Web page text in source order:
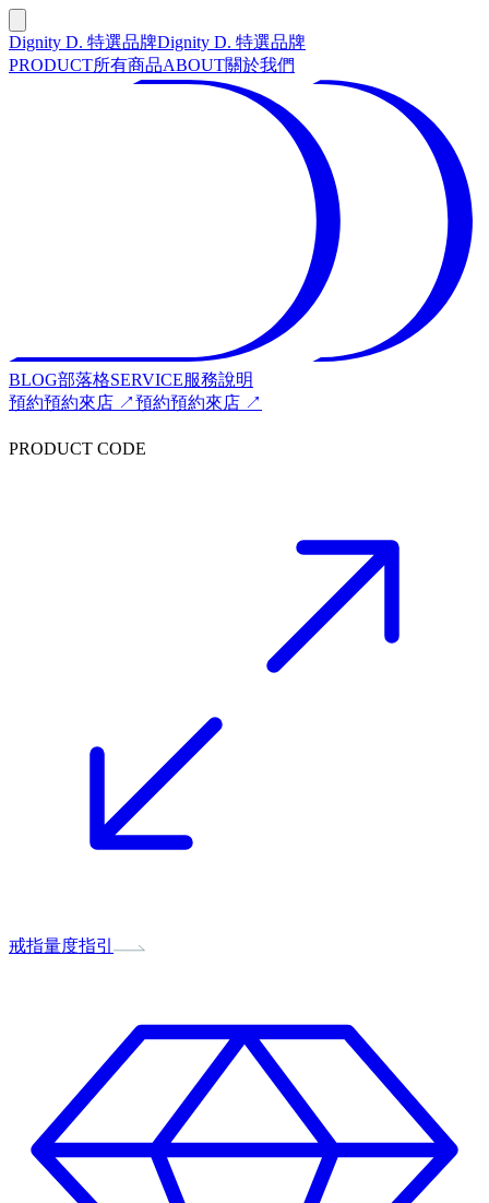
Dignity D. 特選品牌Dignity D. 特選品牌
PRODUCT所有商品ABOUT關於我們
BLOG部落格SERVICE服務說明
預約預約來店 ↗預約預約來店 ↗
PRODUCT CODE
戒指量度指引